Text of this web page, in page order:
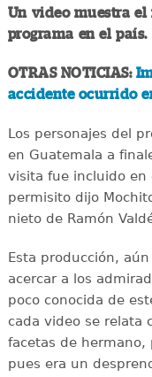
Un video muestra
programa en el país.
OTRAS NOTICIAS:
accidente ocurrido
Los personajes del
en Guatemala a
visita fue incluido en
permisito dijo
nieto de Ramón
Esta producción,
acercar a los
poco conocida de
cada video se relata
facetas de
pues era un